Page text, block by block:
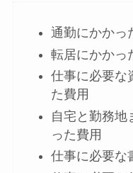
通勤にかかっ
転居にかかっ
仕事に必要な
た費用
自宅と勤務地
った費用
仕事に必要な